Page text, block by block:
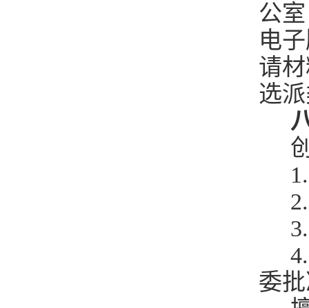
公
电
请
选
委